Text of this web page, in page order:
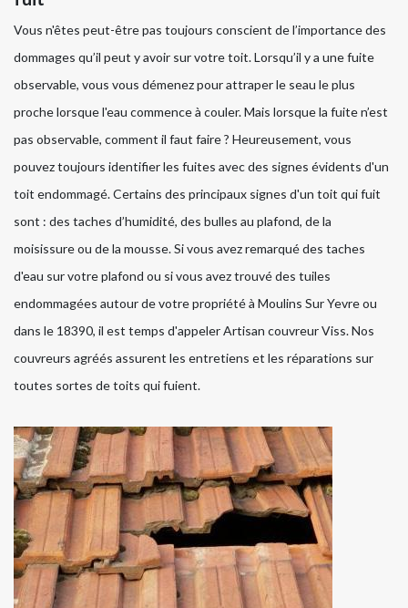
Vous n'êtes peut-être pas toujours conscient de l’importance des
dommages qu’il peut y avoir sur votre toit. Lorsqu’il y a une fuite
observable, vous vous démenez pour attraper le seau le plus
proche lorsque l'eau commence à couler. Mais lorsque la fuite n’est
pas observable, comment il faut faire ? Heureusement, vous
pouvez toujours identifier les fuites avec des signes évidents d'un
toit endommagé. Certains des principaux signes d'un toit qui fuit
sont : des taches d’humidité, des bulles au plafond, de la
moisissure ou de la mousse. Si vous avez remarqué des taches
d'eau sur votre plafond ou si vous avez trouvé des tuiles
endommagées autour de votre propriété à Moulins Sur Yevre ou
dans le 18390, il est temps d'appeler Artisan couvreur Viss. Nos
couvreurs agréés assurent les entretiens et les réparations sur
toutes sortes de toits qui fuient.